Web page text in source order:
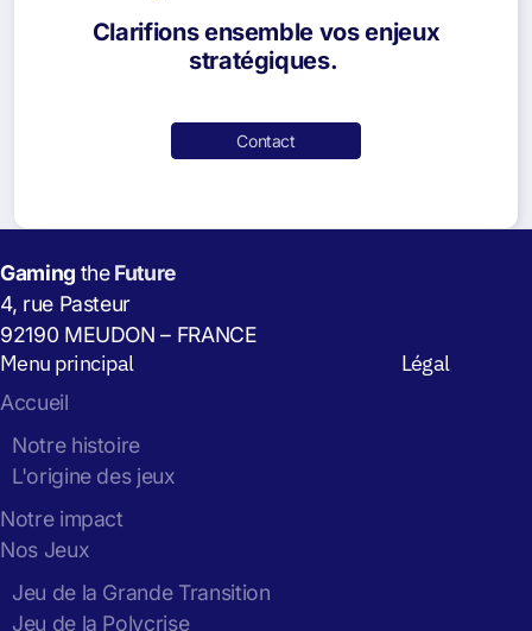
Clarifions ensemble vos enjeux
stratégiques.
Contact
Gaming theFuture
4, rue Pasteur
92190 MEUDON – FRANCE
Menu principal
Accueil
Notre histoire
L'origine des jeux
Notre impact
Nos Jeux
Jeu de la Grande Transition
Jeu de la Polycrise
Légal